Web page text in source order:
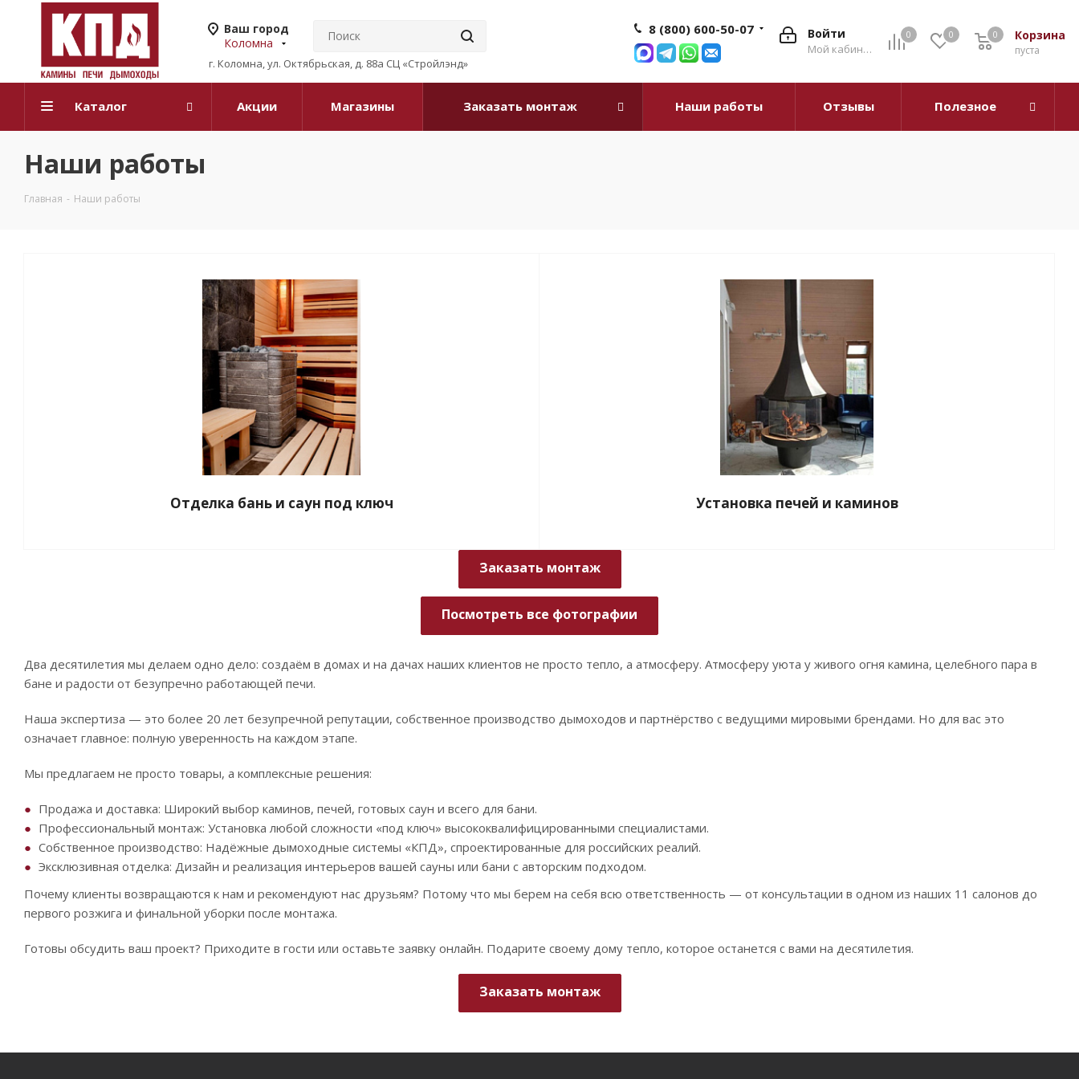
Ваш город
Коломна
г. Коломна, ул. Октябрьская, д. 88а СЦ «Стройлэнд»
0 0 Корзина
0
пуста
0
Войти
Мой кабинет
8 (800) 600-50-07
Каталог Акции Магазины Заказать монтаж Наши работы Отзывы Полезное
Наши работы
Главная - Наши работы
Отделка бань и саун под ключ Установка печей и каминов
Заказать монтаж
Посмотреть все фотографии
Два десятилетия мы делаем одно дело: создаём в домах и на дачах наших клиентов не просто тепло, а атмосферу. Атмосферу уюта у живого огня камина, целебного пара в
бане и радости от безупречно работающей печи.
Наша экспертиза — это более 20 лет безупречной репутации, собственное производство дымоходов и партнёрство с ведущими мировыми брендами. Но для вас это
означает главное: полную уверенность на каждом этапе.
Мы предлагаем не просто товары, а комплексные решения:
Продажа и доставка: Широкий выбор каминов, печей, готовых саун и всего для бани.
Профессиональный монтаж: Установка любой сложности «под ключ» высококвалифицированными специалистами.
Собственное производство: Надёжные дымоходные системы «КПД», спроектированные для российских реалий.
Эксклюзивная отделка: Дизайн и реализация интерьеров вашей сауны или бани с авторским подходом.
Почему клиенты возвращаются к нам и рекомендуют нас друзьям? Потому что мы берем на себя всю ответственность — от консультации в одном из наших 11 салонов до
первого розжига и финальной уборки после монтажа.
Готовы обсудить ваш проект? Приходите в гости или оставьте заявку онлайн. Подарите своему дому тепло, которое останется с вами на десятилетия.
Заказать монтаж